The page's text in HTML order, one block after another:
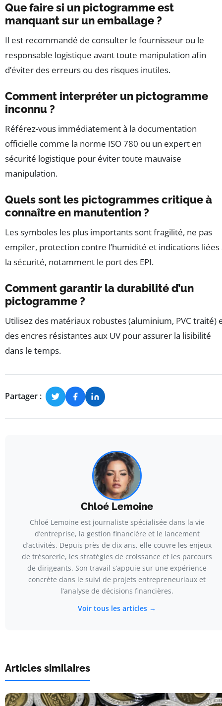
Que faire si un pictogramme est
manquant sur un emballage ?
Il est recommandé de consulter le fournisseur ou le
responsable logistique avant toute manipulation afin
d’éviter des erreurs ou des risques inutiles.
Comment interpréter un pictogramme
inconnu ?
Référez-vous immédiatement à la documentation
officielle comme la norme ISO 780 ou un expert en
sécurité logistique pour éviter toute mauvaise
manipulation.
Quels sont les pictogrammes critique à
connaître en manutention ?
Les symboles les plus importants sont fragilité, ne pas
empiler, protection contre l’humidité et indications liées
la sécurité, notamment le port des EPI.
Comment garantir la durabilité d’un
pictogramme ?
Utilisez des matériaux robustes (aluminium, PVC traité)
des encres résistantes aux UV pour assurer la lisibilité
dans le temps.
Partager :
Chloé Lemoine
Chloé Lemoine est journaliste spécialisée dans la vie
d’entreprise, la gestion financière et le lancement
d’activités. Depuis près de dix ans, elle couvre les enjeux
de trésorerie, les stratégies de croissance et les parcours
de dirigeants. Son travail s’appuie sur une expérience
concrète dans le suivi de projets entrepreneuriaux et
l’analyse de décisions financières.
Voir tous les articles →
Articles similaires